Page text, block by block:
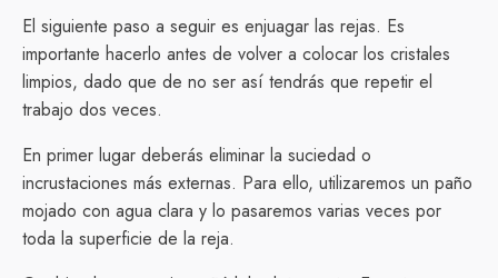
El siguiente paso a seguir es enjuagar las rejas. Es
importante hacerlo antes de volver a colocar los cristales
limpios, dado que de no ser así tendrás que repetir el
trabajo dos veces.
En primer lugar deberás eliminar la suciedad o
incrustaciones más externas. Para ello, utilizaremos un paño
mojado con agua clara y lo pasaremos varias veces por
toda la superficie de la reja.